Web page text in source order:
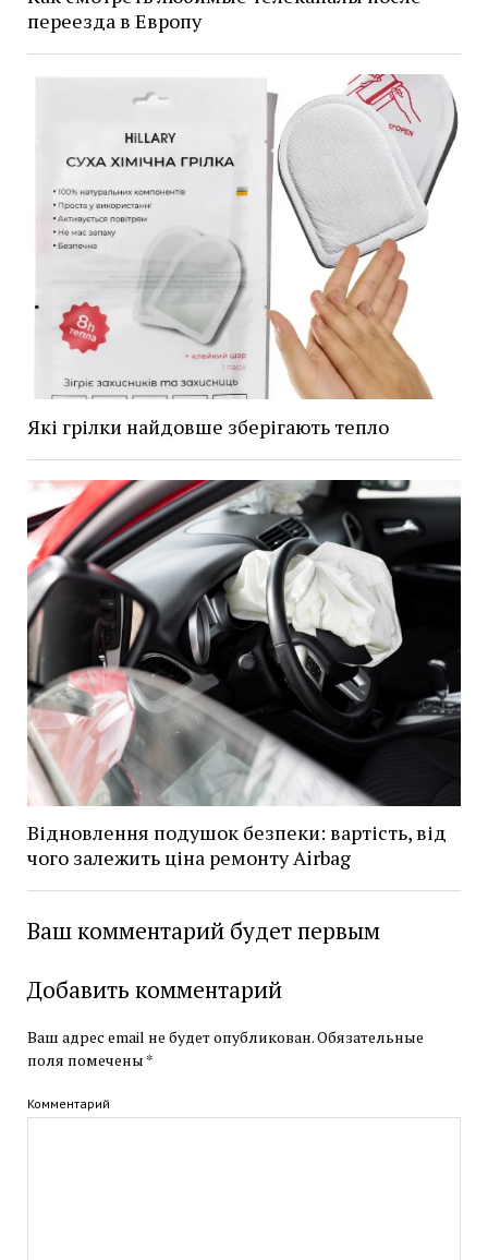
переезда в Европу
Які грілки найдовше зберігають тепло
Відновлення подушок безпеки: вартість, від
чого залежить ціна ремонту Airbag
Ваш комментарий будет первым
Добавить комментарий
Ваш адрес email не будет опубликован.Обязательные
поля помечены *
Комментарий